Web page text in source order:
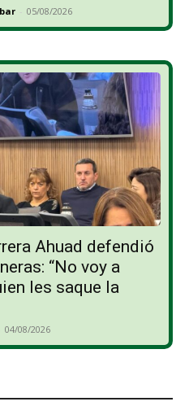
- 05/08/2026
Ahuad defendió
“No voy a
les saque la
04/08/2026